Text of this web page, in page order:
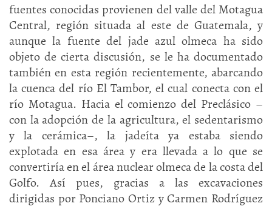
fuentes conocidas provienen del valle del Motagua
Central, región situada al este de Guatemala, y
aunque la fuente del jade azul olmeca ha sido
objeto de cierta discusión, se le ha documentado
también en esta región recientemente, abarcando
la cuenca del río El Tambor, el cual conecta con el
río Motagua. Hacia el comienzo del Preclásico –
con la adopción de la agricultura, el sedentarismo
y la cerámica–, la jadeíta ya estaba siendo
explotada en esa área y era llevada a lo que se
convertiría en el área nuclear olmeca de la costa del
Golfo. Así pues, gracias a las excavaciones
dirigidas por Ponciano Ortiz y Carmen Rodríguez